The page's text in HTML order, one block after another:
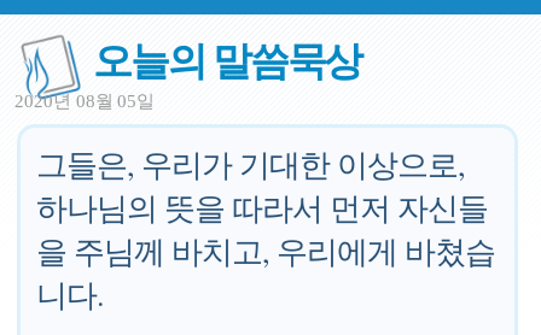
오늘의 말씀묵상
2020년 08월 05일
그들은, 우리가 기대한 이상으로,
하나님의 뜻을 따라서 먼저 자신들
을 주님께 바치고, 우리에게 바쳤습
니다.